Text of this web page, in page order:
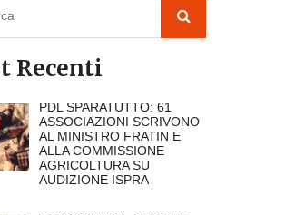
Recenti
PDL SPARATUTTO: 61
ASSOCIAZIONI SCRIVONO
AL MINISTRO FRATIN E
ALLA COMMISSIONE
AGRICOLTURA SU
AUDIZIONE ISPRA